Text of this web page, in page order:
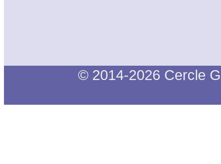
© 2014-2026 Cercle